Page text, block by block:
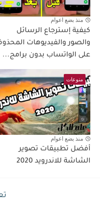
منذ بضع اعوام
كيفية إسترجاع الرسائل
والصور والفيديوهات
على الواتساب بدون برامج...
منوعات
منذ بضع اعوام
أفضل تطبيقات تصوير
الشاشة للاندرويد 2020